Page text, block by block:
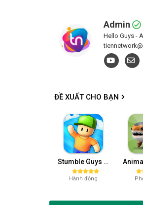
Admin
Hello Guys -
ĐỀ XUẤT CHO BẠN
Stumble Guys MOD APK (Unlocked All, Mega Menu) v0.74.1
Hành động